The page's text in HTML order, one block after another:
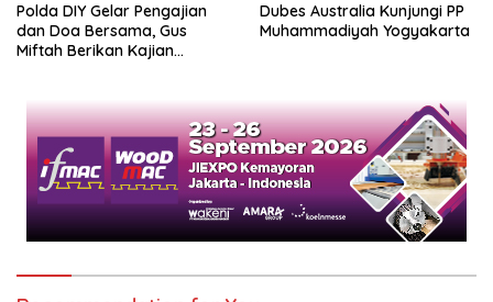
Polda DIY Gelar Pengajian
dan Doa Bersama, Gus
Miftah Berikan Kajian
Dubes Australia Kunjungi PP
Muhammadiyah Yogyakarta